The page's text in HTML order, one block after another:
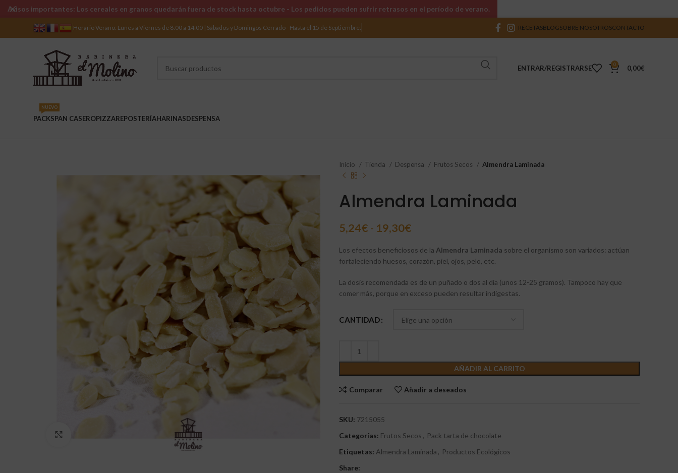
Horario Verano: Lunes a Viernes de 8:00 a 14:00 | Sábados y Domingos Cerrado - Hasta el 15 de Septiembre. RECETASBLOGSOBRE NOSOTROSCONTACTO
ENTRAR/REGISTRARSE 0 0,00€
PACKS
NUEVO
PAN CASEROPIZZAREPOSTERÍAHARINASDESPENSA
Inicio Tienda Despensa Frutos Secos Almendra Laminada
Almendra Laminada
5,24€ - 19,30€
Los efectos beneficiosos de la Almendra Laminada sobre el organismo son variados: actúan
fortaleciendo huesos, corazón, piel, ojos, pelo, etc.
La dosis recomendada es de un puñado o dos al día (unos 12-25 gramos). Tampoco hay que
comer más, porque en exceso pueden resultar indigestas.
CANTIDAD
AÑADIR AL CARRITO
Comparar Añadir a deseados
SKU: 7215055
Categorías: Frutos Secos , Pack tarta de chocolate
Etiquetas: Almendra Laminada , Productos Ecológicos
Share:
Avisos importantes: Los cereales en granos quedarán fuera de stock hasta octubre - Los pedidos pueden sufrir retrasos en el período de verano.